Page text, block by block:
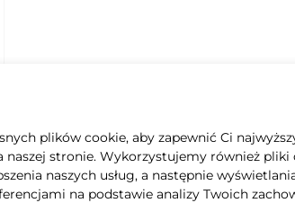
plików cookie, aby zapewnić Ci
naszej stronie. Wykorzystujemy również pliki
naszych usług, a następnie
na podstawie analizy Twoich